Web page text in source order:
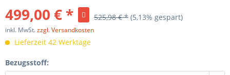
499,00 € * 525,98 € * (5,13% gespart)
inkl. MwSt.zzgl. Versandkosten
Lieferzeit 42 Werktage
Bezugsstoff: